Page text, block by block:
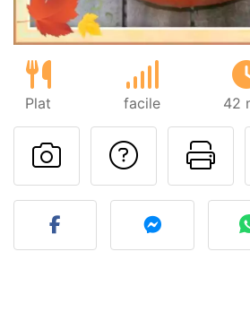
Plat facile 42
Poser
Publier votre